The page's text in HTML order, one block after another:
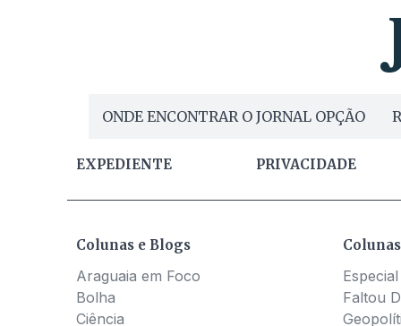
ONDE ENCONTRAR O JORNAL OPÇÃO
EXPEDIENTE PRIVACIDADE
Colunas e Blogs
Araguaia em Foco
Bolha
Ciência
Faltou